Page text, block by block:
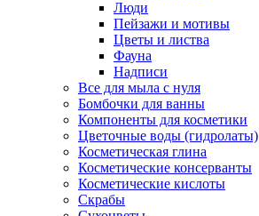
Люди
Пейзажи и мотивы
Цветы и листва
Фауна
Надписи
Все для мыла с нуля
Бомбочки для ванны
Компоненты для косметики
Цветочные воды (гидролаты)
Косметическая глина
Косметические консерванты
Косметические кислоты
Скрабы